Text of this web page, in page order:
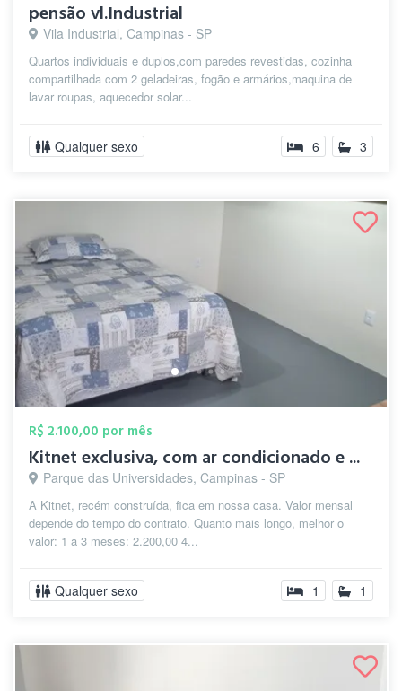
pensão vl.Industrial
Vila Industrial, Campinas - SP
Quartos individuais e duplos,com paredes revestidas, cozinha
compartilhada com 2 geladeiras, fogão e armários,maquina de
lavar roupas, aquecedor solar...
Qualquer sexo 6 3
R$ 2.100,00 por mês
Kitnet exclusiva, com ar condicionado e ...
Parque das Universidades, Campinas - SP
A Kitnet, recém construída, fica em nossa casa. Valor mensal
depende do tempo do contrato. Quanto mais longo, melhor o
valor: 1 a 3 meses: 2.200,00 4...
Qualquer sexo 1 1